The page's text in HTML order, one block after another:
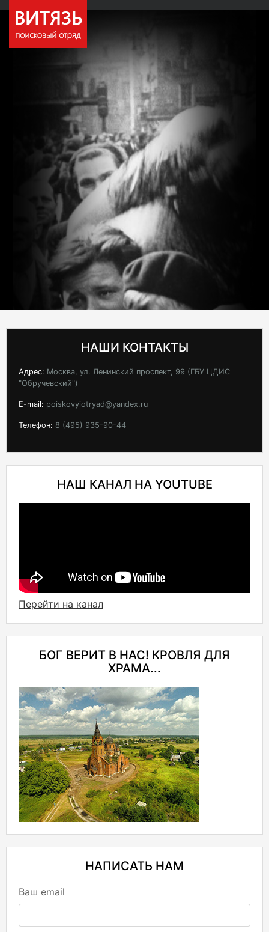
НАШИ КОНТАКТЫ
Адрес: Москва, ул. Ленинский проспект, 99 (ГБУ ЦДИС
"Обручевский")
E-mail: poiskovyiotryad@yandex.ru
Телефон: 8 (495) 935-90-44
НАШ КАНАЛ НА YOUTUBE
Перейти на канал
БОГ ВЕРИТ В НАС! КРОВЛЯ ДЛЯ
ХРАМА...
НАПИСАТЬ НАМ
Ваш email